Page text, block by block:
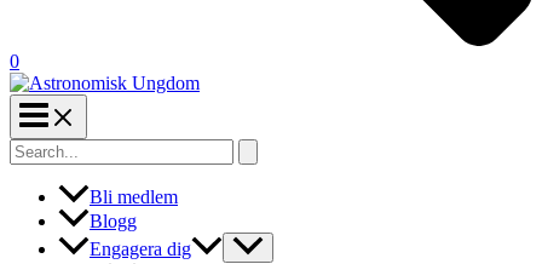
0
Search
for:
Bli medlem
Blogg
Engagera dig